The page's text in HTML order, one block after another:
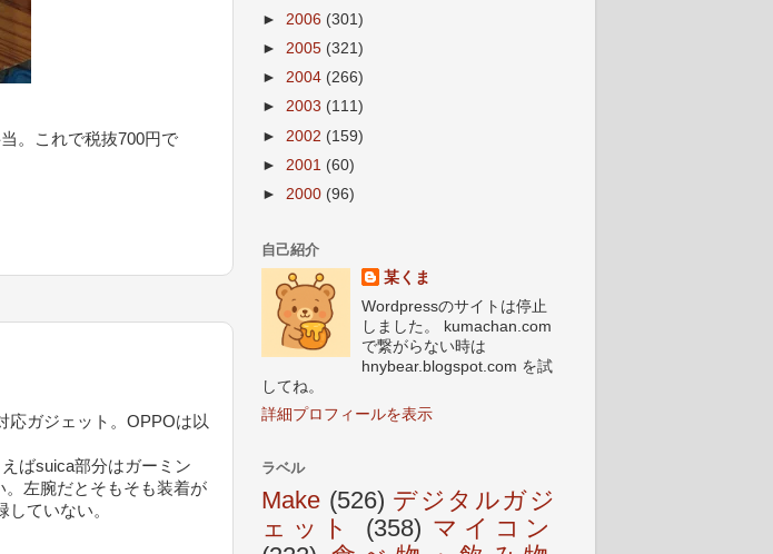
。これで税抜700円で
応ガジェット。OPPOは以
ばsuica部分はガーミン
左腕だとそもそも装着が
ていない。
► 2006 (301)
► 2005 (321)
► 2004 (266)
► 2003 (111)
► 2002 (159)
► 2001 (60)
► 2000 (96)
自己紹介
某くま
Wordpressのサイトは停止
しました。 kumachan.com
で繋がらない時は
hnybear.blogspot.com を試
してね。
詳細プロフィールを表示
ラベル
Make (526) デジタルガジ
ェット
(358) マイコン